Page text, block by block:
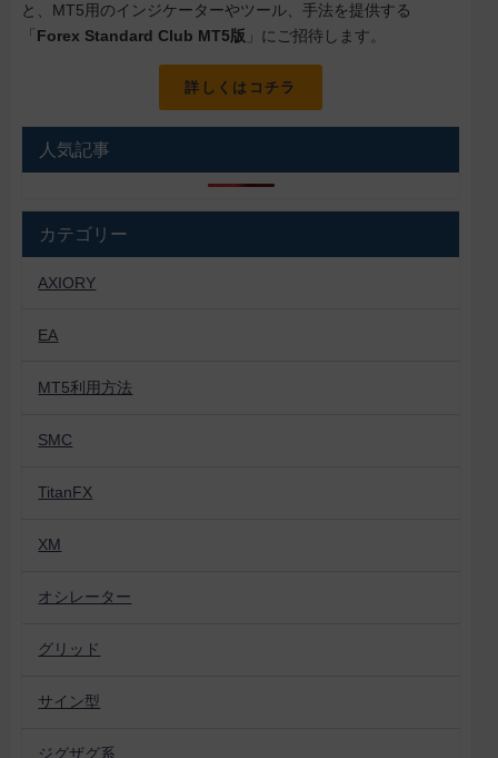
と、MT5用のインジケーターやツール、手法を提供する
「 Forex Standard Club MT5版 」にご招待します。
詳しくはコチラ
人気記事
カテゴリー
AXIORY
EA
MT5利用方法
SMC
TitanFX
XM
オシレーター
グリッド
サイン型
ジグザグ系